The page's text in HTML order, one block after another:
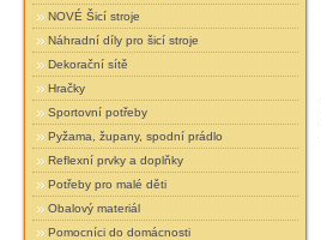
NOVÉ Šicí stroje
Náhradní díly pro šicí stroje
Dekorační sítě
Hračky
Sportovní potřeby
Pyžama, župany, spodní prádlo
Reflexní prvky a doplňky
Potřeby pro malé děti
Obalový materiál
Pomocníci do domácnosti